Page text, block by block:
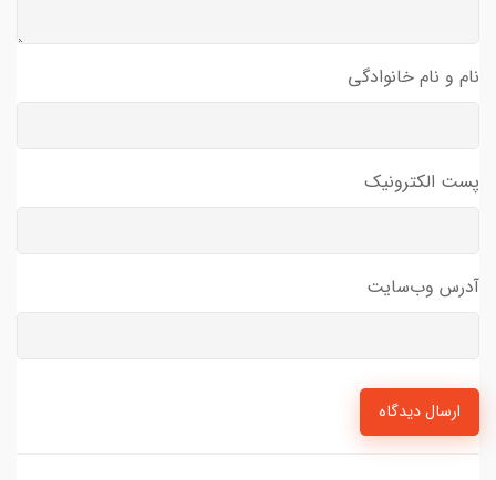
نام و نام خانوادگی
پست الکترونیک
آدرس وب‌سایت
ارسال دیدگاه